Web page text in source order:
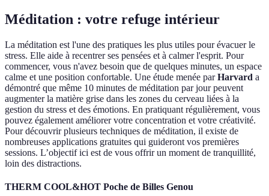
Méditation : votre refuge intérieur
La méditation est l'une des pratiques les plus utiles pour évacuer le
stress. Elle aide à recentrer ses pensées et à calmer l'esprit. Pour
commencer, vous n'avez besoin que de quelques minutes, un espace
calme et une position confortable. Une étude menée parHarvard a
démontré que même 10 minutes de méditation par jour peuvent
augmenter la matière grise dans les zones du cerveau liées à la
gestion du stress et des émotions. En pratiquant régulièrement, vous
pouvez également améliorer votre concentration et votre créativité.
Pour découvrir plusieurs techniques de méditation, il existe de
nombreuses applications gratuites qui guideront vos premières
sessions. L’objectif ici est de vous offrir un moment de tranquillité,
loin des distractions.
THERM COOL&HOT Poche de Billes Genou